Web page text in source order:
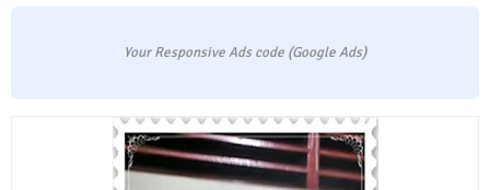
Your Responsive Ads code (Google Ads)